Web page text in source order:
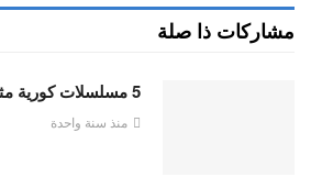
مشاركات ذا صلة
5 مسلسلات كورية مثالية للاسترخاء
منذ سنة واحدة